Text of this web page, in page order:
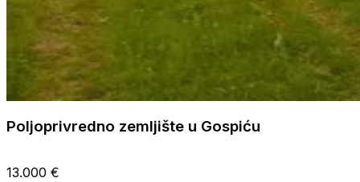
Poljoprivredno zemljište u Gospiću
13.000 €